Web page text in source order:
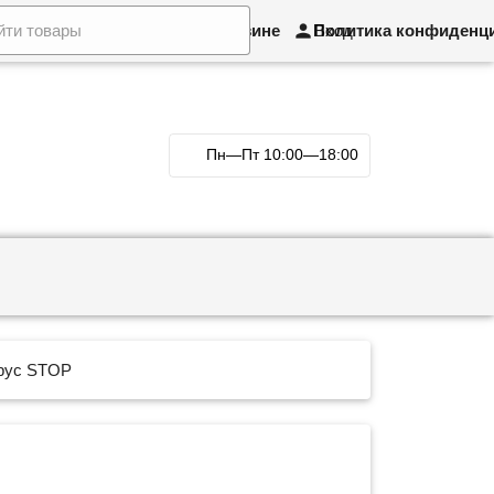
товара и обмен О магазине Политика
Вход
Пн—Пт 10:00—18:00
STOP